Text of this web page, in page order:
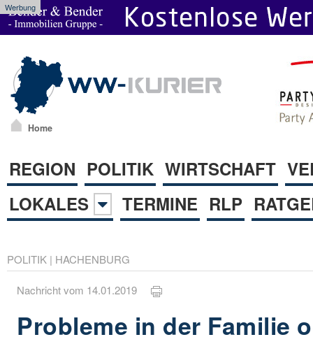
Werbung
Home
REGION POLITIK WIRTSCHAFT
LOKALES
TERMINE RLP
POLITIK | HACHENBURG
Nachricht vom 14.01.2019
Probleme in der Familie